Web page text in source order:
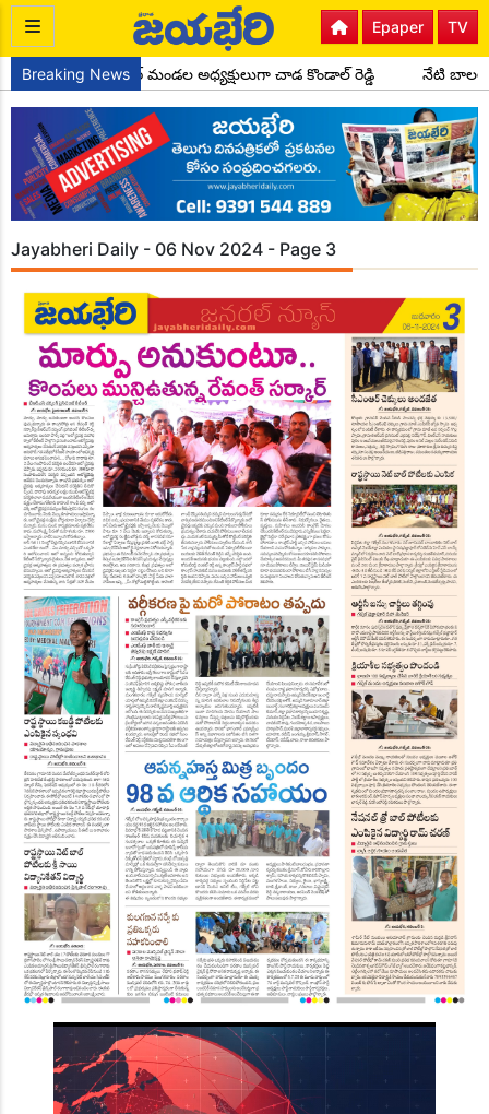
TV
Epaper
Breaking News
కాంగ్రెస్ పార్టీ సైదాపూర్ మండల అధ్యక్షులుగా చాడ కొండాల్ రెడ్డి నేటి బాలలే
Jayabheri Daily - 06 Nov 2024 - Page 3